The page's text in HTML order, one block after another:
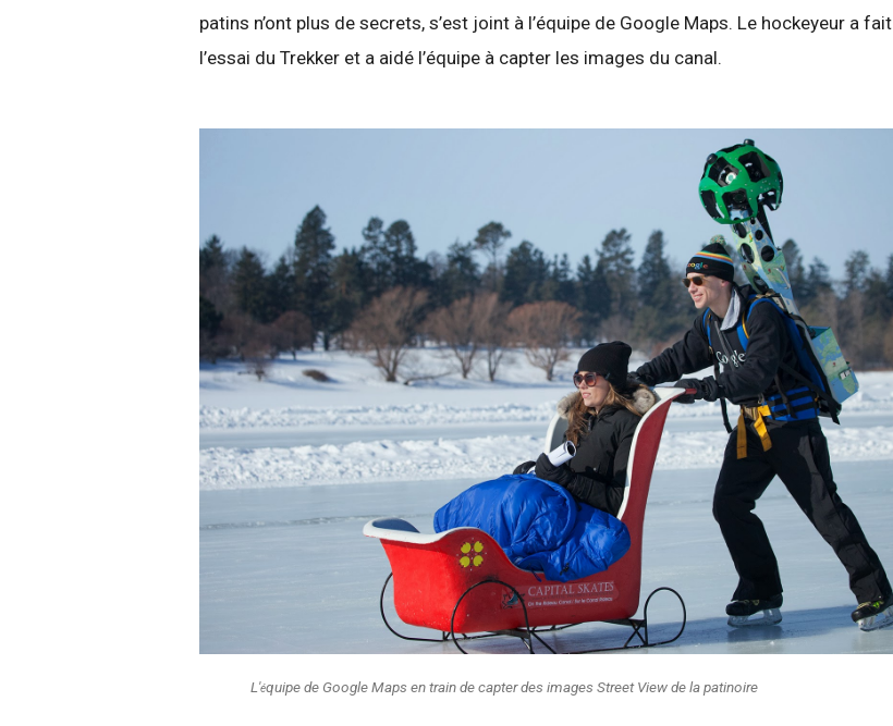
patins n’ont plus de secrets, s’est joint à l’équipe de Google Maps. Le hockeyeur a fait
l’essai du Trekker et a aidé l’équipe à capter les images du canal.
L'équipe de Google Maps en train de capter des images Street View de la patinoire